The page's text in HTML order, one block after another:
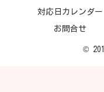
対応日カレンダー
お問合せ
©